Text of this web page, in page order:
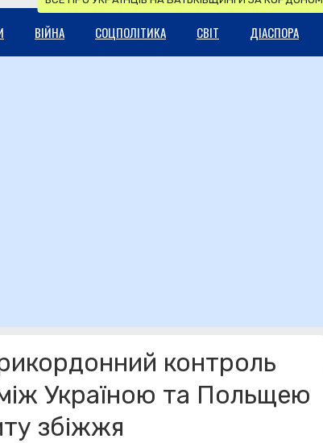
ВІЙНА СОЦПОЛІТИКА СВІТ ДІАСПОРА
контроль
Україною та Польщею
збіжжя